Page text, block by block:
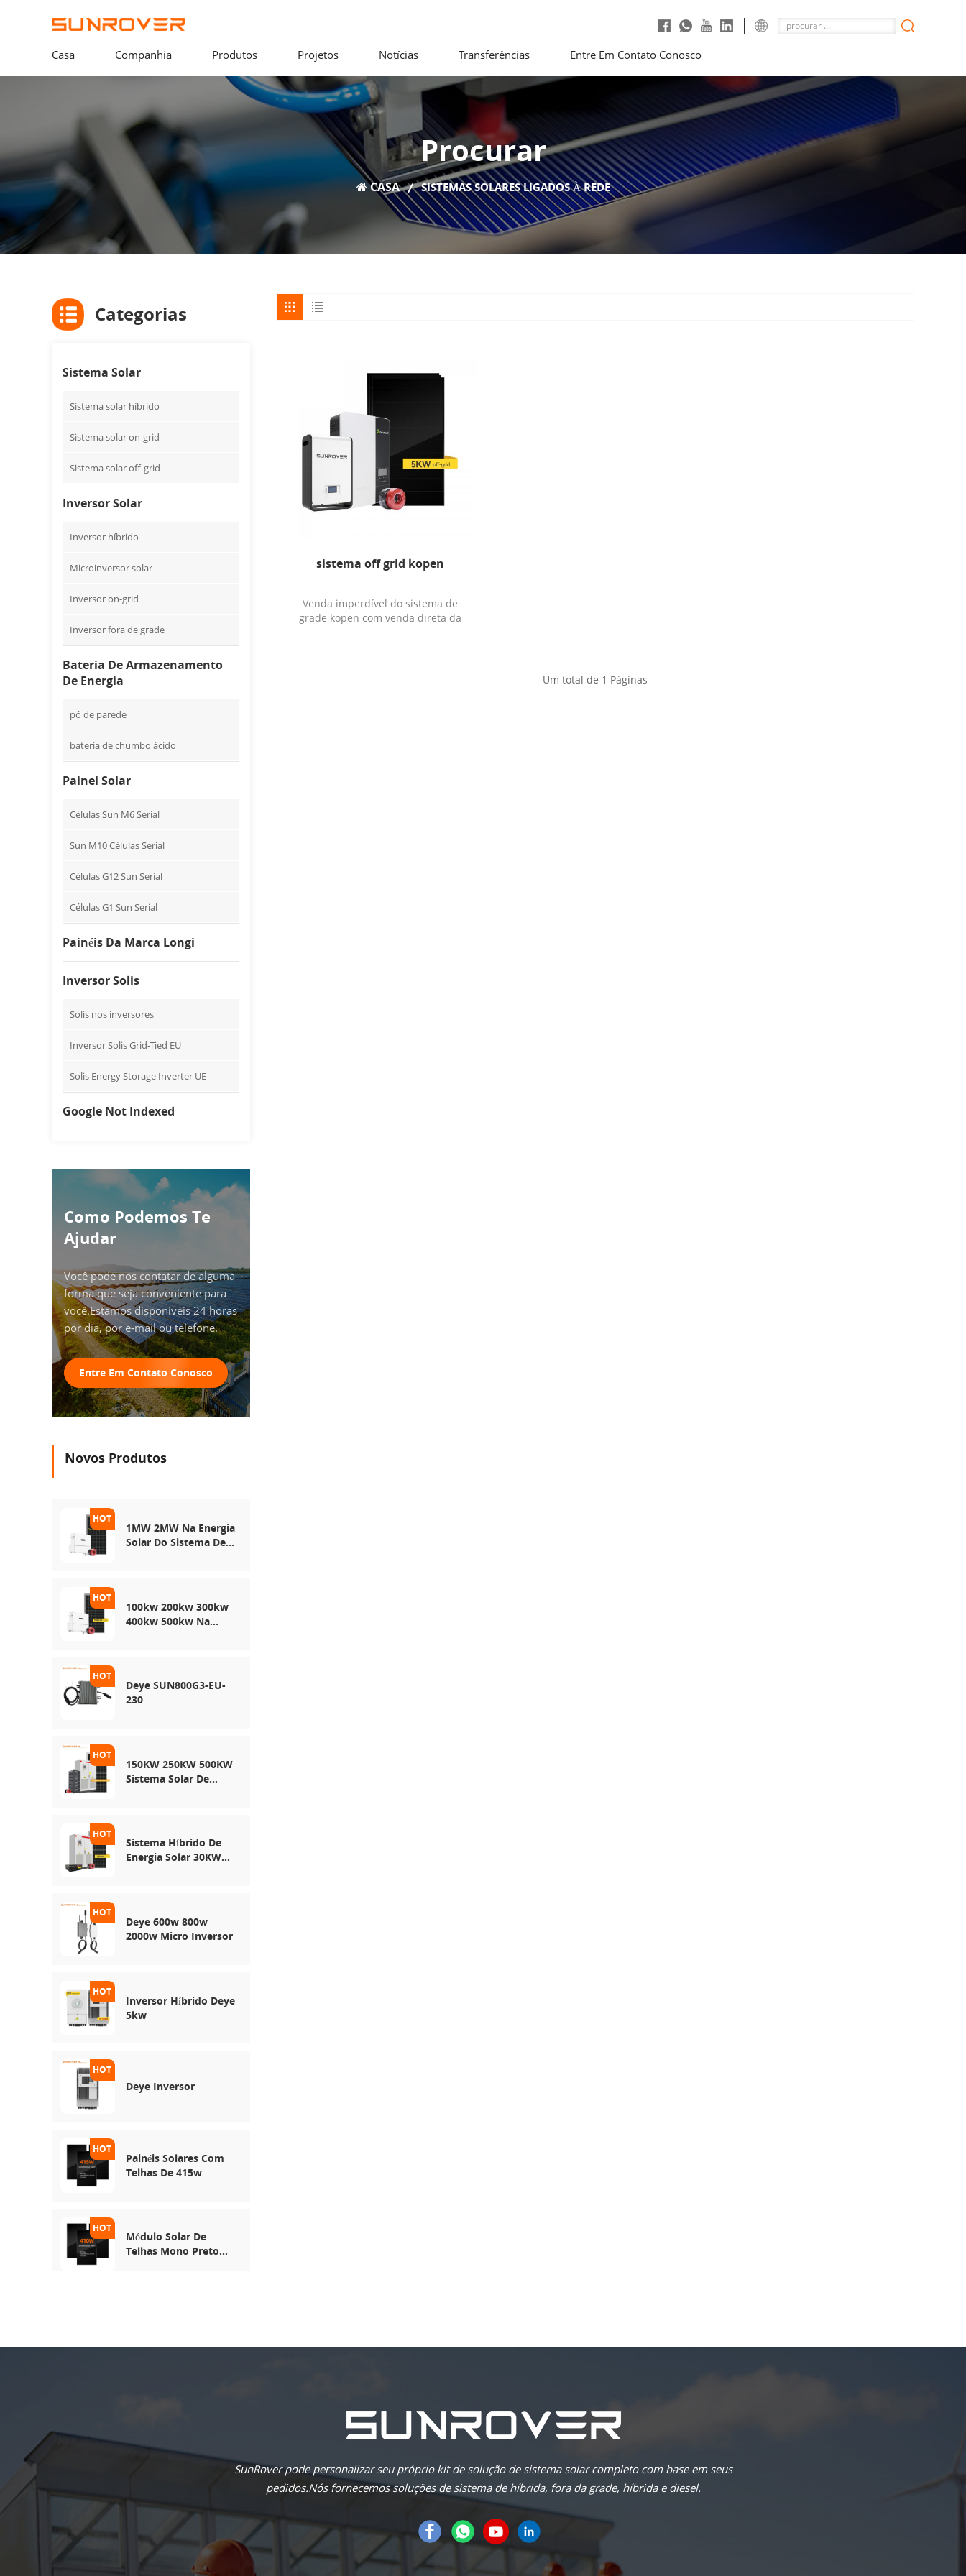
Casa Companhia Produtos Projetos Notícias Transferências Entre Em Contato Conosco
Procurar
CASA SISTEMAS SOLARES LIGADOS À REDE
sistema off grid kopen
Venda imperdível do sistema de
grade kopen com venda direta da
Um total de 1 Páginas
Categorias
Sistema Solar
Sistema solar híbrido
Sistema solar on-grid
Sistema solar off-grid
Inversor Solar
Inversor híbrido
Microinversor solar
Inversor on-grid
Inversor fora de grade
Bateria De Armazenamento
De Energia
pó de parede
bateria de chumbo ácido
Painel Solar
Células Sun M6 Serial
Sun M10 Células Serial
Células G12 Sun Serial
Células G1 Sun Serial
Painéis Da Marca Longi
Inversor Solis
Solis nos inversores
Inversor Solis Grid-Tied EU
Solis Energy Storage Inverter UE
Google Not Indexed
Como Podemos Te
Ajudar
Você pode nos contatar de alguma
forma que seja conveniente para
você.Estamos disponíveis 24 horas
por dia, por e-mail ou telefone.
Entre Em Contato Conosco
Novos Produtos
1MW 2MW Na Energia
Solar Do Sistema De
100kw 200kw 300kw
400kw 500kw Na
Deye SUN800G3-EU-
230
150KW 250KW 500KW
Sistema Solar De
Sistema Híbrido De
Energia Solar 30KW
Deye 600w 800w
2000w Micro Inversor
Inversor Híbrido Deye
5kw
Deye Inversor
Painéis Solares Com
Telhas De 415w
Módulo Solar De
Telhas Mono Preto
SunRover pode personalizar seu próprio kit de solução de sistema solar completo com base em seus
pedidos.Nós fornecemos soluções de sistema de híbrida, fora da grade, híbrida e diesel.